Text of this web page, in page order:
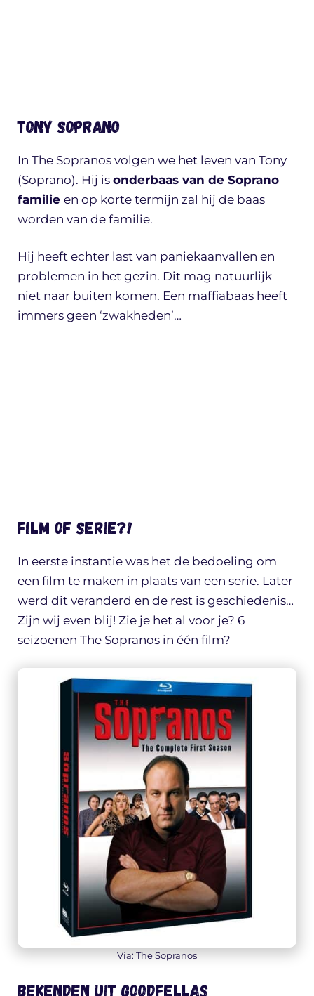
Tony Soprano
In The Sopranos volgen we het leven van Tony
(Soprano). Hij is onderbaas van de Soprano
familie en op korte termijn zal hij de baas
worden van de familie.
Hij heeft echter last van paniekaanvallen en
problemen in het gezin. Dit mag natuurlijk
niet naar buiten komen. Een maffiabaas heeft
immers geen ‘zwakheden’…
Film of serie?!
In eerste instantie was het de bedoeling om
een film te maken in plaats van een serie. Later
werd dit veranderd en de rest is geschiedenis…
Zijn wij even blij! Zie je het al voor je? 6
seizoenen The Sopranos in één film?
Via: The Sopranos
Bekenden uit Goodfellas